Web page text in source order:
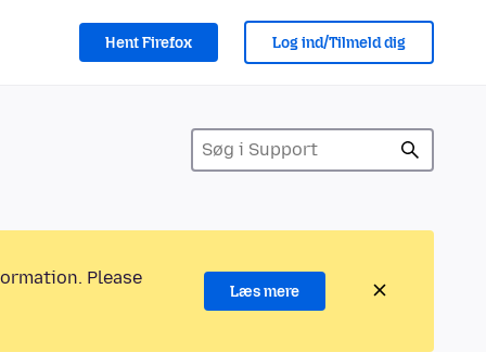
Hent Firefox Log ind/Tilmeld dig
Please
Læs mere